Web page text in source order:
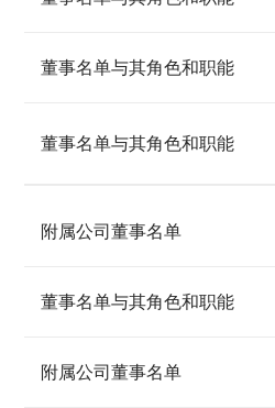
董事名单与其角色和职能
董事名单与其角色和职能
附属公司董事名单
董事名单与其角色和职能
附属公司董事名单